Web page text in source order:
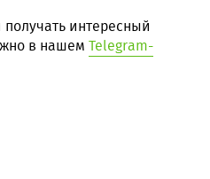
интересный
в нашем Telegram-